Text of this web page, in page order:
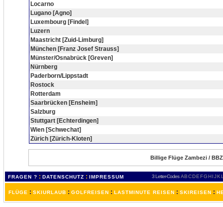
Locarno
Lugano [Agno]
Luxembourg [Findel]
Luzern
Maastricht [Zuid-Limburg]
München [Franz Josef Strauss]
Münster/Osnabrück [Greven]
Nürnberg
Paderborn/Lippstadt
Rostock
Rotterdam
Saarbrücken [Ensheim]
Salzburg
Stuttgart [Echterdingen]
Wien [Schwechat]
Zürich [Zürich-Kloten]
Billige Flüge Zambezi /
FRAGEN ? : DATENSCHUTZ : IMPRESSUM 3 Letter-Codes ABCDEFGH IJKL
FLÜGE : SKIURLAUB : GOLFREISEN : LASTMINUTE REISEN : SKIREISEN :